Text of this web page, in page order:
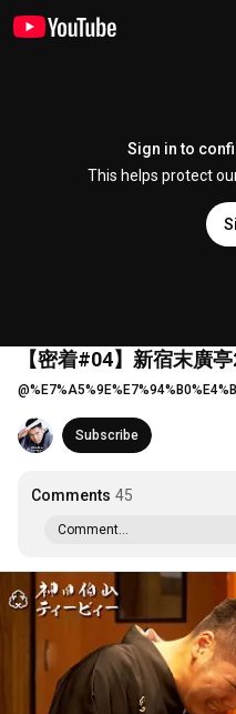
Sign in to
This helps protect
【密着#04】新宿末廣
@
Subscribe
Comments 45
Comment...